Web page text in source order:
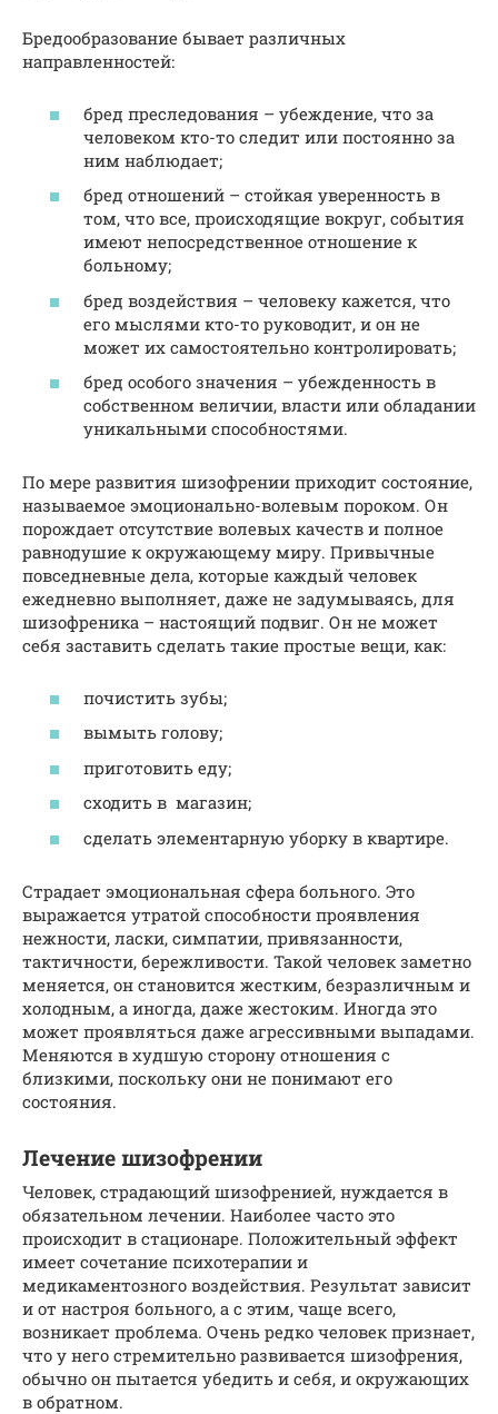
Бредообразование бывает различных
направленностей:
бред преследования – убеждение, что за
человеком кто-то следит или постоянно за
ним наблюдает;
бред отношений – стойкая уверенность в
том, что все, происходящие вокруг, события
имеют непосредственное отношение к
больному;
бред воздействия – человеку кажется, что
его мыслями кто-то руководит, и он не
может их самостоятельно контролировать;
бред особого значения – убежденность в
собственном величии, власти или обладании
уникальными способностями.
По мере развития шизофрении приходит состояние,
называемое эмоционально-волевым пороком. Он
порождает отсутствие волевых качеств и полное
равнодушие к окружающему миру. Привычные
повседневные дела, которые каждый человек
ежедневно выполняет, даже не задумываясь, для
шизофреника – настоящий подвиг. Он не может
себя заставить сделать такие простые вещи, как:
почистить зубы;
вымыть голову;
приготовить еду;
сходить в магазин;
сделать элементарную уборку в квартире.
Страдает эмоциональная сфера больного. Это
выражается утратой способности проявления
нежности, ласки, симпатии, привязанности,
тактичности, бережливости. Такой человек заметно
меняется, он становится жестким, безразличным и
холодным, а иногда, даже жестоким. Иногда это
может проявляться даже агрессивными выпадами.
Меняются в худшую сторону отношения с
близкими, поскольку они не понимают его
состояния.
Лечение шизофрении
Человек, страдающий шизофренией, нуждается в
обязательном лечении. Наиболее часто это
происходит в стационаре. Положительный эффект
имеет сочетание психотерапии и
медикаментозного воздействия. Результат зависит
и от настроя больного, а с этим, чаще всего,
возникает проблема. Очень редко человек признает,
что у него стремительно развивается шизофрения,
обычно он пытается убедить и себя, и окружающих
в обратном.